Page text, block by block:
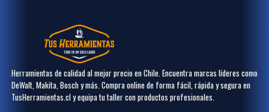
Herramientas de calidad al mejor precio en Chile. Encuentra marcas líderes como
DeWalt, Makita, Bosch y más. Compra online de forma fácil, rápida y segura en
TusHerramientas.cl y equipa tu taller con productos profesionales.